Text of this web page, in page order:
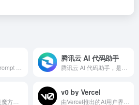
腾讯云 AI 代码助手
v0 by Vercel